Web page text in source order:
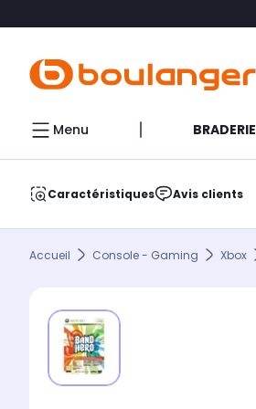
Menu BRADERIE
Caractéristiques Avis clients
Accueil Console - Gaming Xbox